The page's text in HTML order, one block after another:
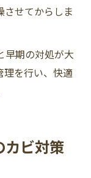
させてからしま
早期の対処が大
理を行い、快適
カビ対策